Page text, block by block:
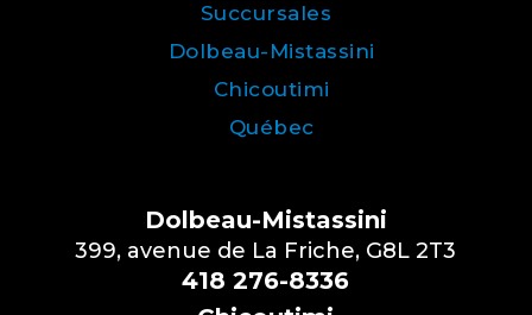
Succursales
Dolbeau-Mistassini
Chicoutimi
Québec
Dolbeau-Mistassini
399, avenue de La Friche, G8L 2T3
418 276-8336